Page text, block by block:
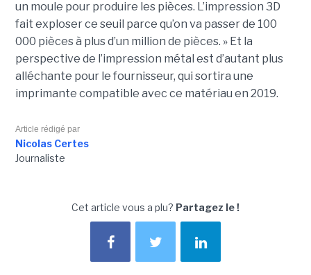
un moule pour produire les pièces. L’impression 3D
fait exploser ce seuil parce qu’on va passer de 100
000 pièces à plus d’un million de pièces. » Et la
perspective de l’impression métal est d’autant plus
alléchante pour le fournisseur, qui sortira une
imprimante compatible avec ce matériau en 2019.
Article rédigé par
Nicolas Certes
Journaliste
Cet article vous a plu? Partagez le !